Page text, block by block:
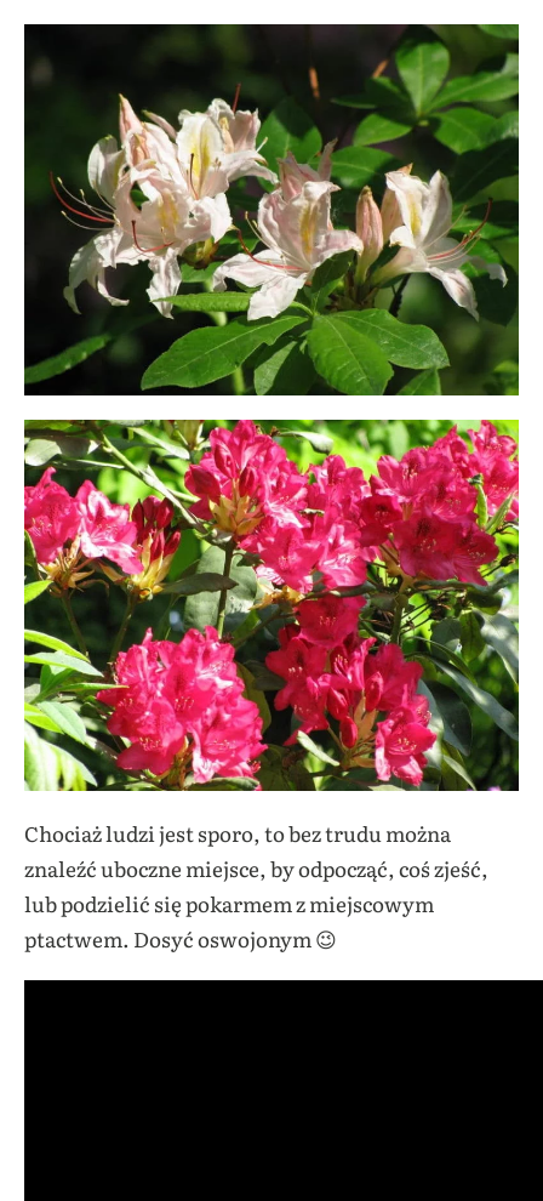
Chociaż ludzi jest sporo, to bez trudu można
znaleźć uboczne miejsce, by odpocząć, coś zjeść,
lub podzielić się pokarmem z miejscowym
ptactwem. Dosyć oswojonym 😉